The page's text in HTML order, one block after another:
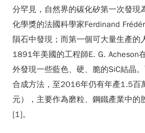
分罕見，自然界的碳化矽第一次發現
化學獎的法國科學家Ferdinand
隕石中發現；而第一個可大量生產的
1891年美國的工程師E. G. Acheson
外發現一些藍色、硬、脆的SiC結晶
合成方法，至2016年仍有年產1.5百
元），主要作為磨粒、鋼鐵產業中的
[1]。